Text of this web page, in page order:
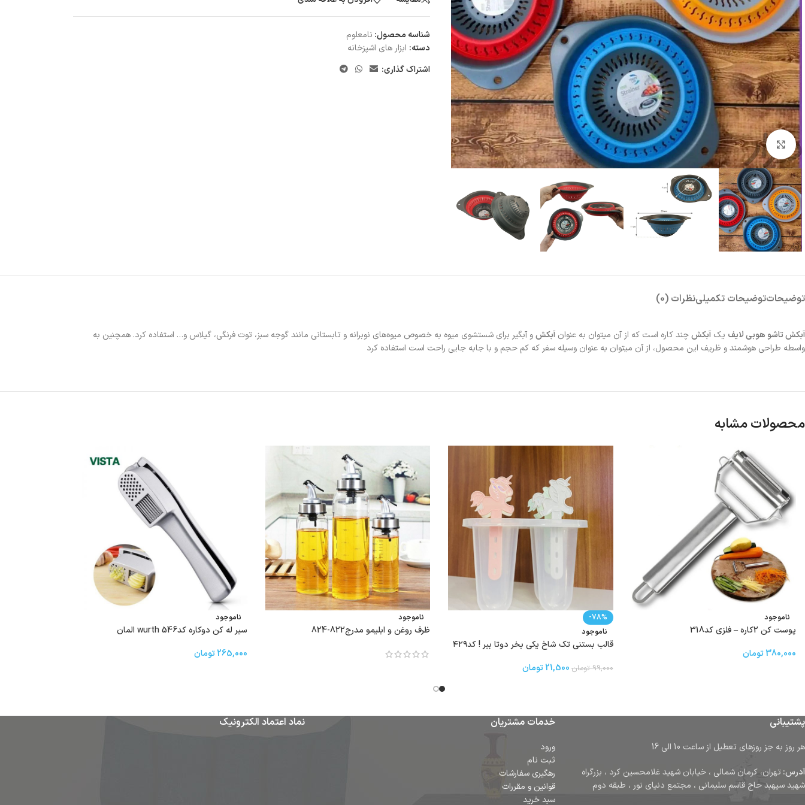
بزرگنمایی تصویر
شناسه محصول: نامعلوم
دسته: ابزار های اشپزخانه
اشتراک گذاری:
توضیحاتتوضیحات تکمیلینظرات (0)
آبکش تاشو هوبی لایف یک آبکشچند کاره است که از آن میتوان به عنوان آبکشو آبگیر برای شستشوی میوه به خصوص میوه‌های نوبرانه و تابستانی مانند گوجه سبز، توت فرنگی، گیلاس و… استفاده کرد. همچنین به
واسطه طراحی هوشمند و ظریف این محصول، از آن میتوان به عنوان وسیله سفر که کم حجم و با جابه جایی راحت است استفاده کرد
محصولات مشابه
ناموجود
پوست کن 2کاره – فلزی کد318
380,000تومان
-78%
ناموجود
قالب بستنی تک شاخ یکی بخر دوتا ببر ! کد۴۲۹
99,000 تومان21,500 تومان
ناموجود
ظرف روغن و ابلیمو مدرج822-824
ناموجود
سیر له کن دوکاره کد546 wurth المان
265,000 تومان
پشتیبانی
هر روز به جز روزهای تعطیل از ساعت 10 الی 16
آدرس: تهران، کرمان شمالی ، خیابان شهید غلامحسین کرد ، بزرگراه
شهید سپهبد حاج قاسم سلیمانی ، مجتمع دنیای نور ، طبقه دوم
خدمات مشتریان
ورود
ثبت نام
رهگیری سفارشات
قوانین و مقررات
سبد خرید
نماد اعتماد الکترونیک